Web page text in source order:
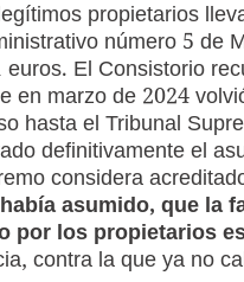
propietarios
número 5 de
El Consistorio
en marzo de 2024
hasta el Tribunal
definitivamente el
considera
asumido, que la
por los propietarios
contra la que ya no